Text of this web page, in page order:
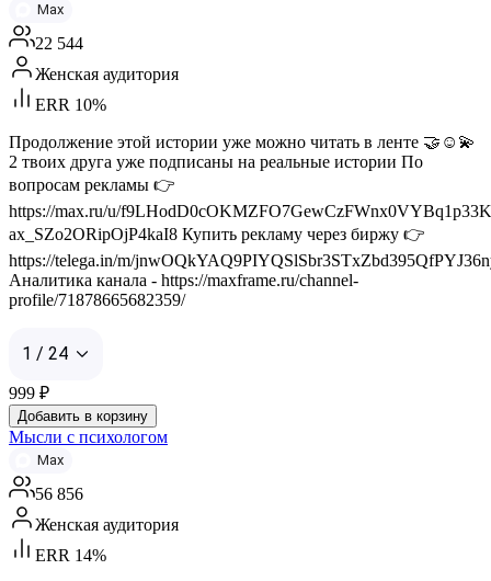
Max
22 544
Женская аудитория
ERR 10%
Продолжение этой истории уже можно читать в ленте 🤝☺️💫
2 твоих друга уже подписаны на реальные истории По
вопросам рекламы 👉
https://max.ru/u/
ax_SZo2ORipOjP4kaI8 Купить рекламу через биржу 👉
https://telega.in/m/
Аналитика канала - https://maxframe.ru/channel-
profile/71878665682359/
1 / 24
999 ₽
Добавить в корзину
Мысли с психологом
Max
56 856
Женская аудитория
ERR 14%